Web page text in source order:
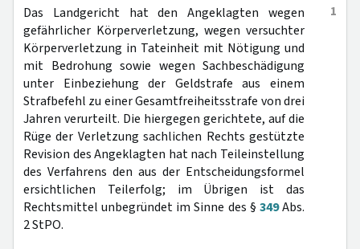
1
Das Landgericht hat den Angeklagten wegen
gefährlicher Körperverletzung, wegen versuchter
Körperverletzung in Tateinheit mit Nötigung und
mit Bedrohung sowie wegen Sachbeschädigung
unter Einbeziehung der Geldstrafe aus einem
Strafbefehl zu einer Gesamtfreiheitsstrafe von drei
Jahren verurteilt. Die hiergegen gerichtete, auf die
Rüge der Verletzung sachlichen Rechts gestützte
Revision des Angeklagten hat nach Teileinstellung
des Verfahrens den aus der Entscheidungsformel
ersichtlichen Teilerfolg; im Übrigen ist das
Rechtsmittel unbegründet im Sinne des § 349Abs.
2 StPO.